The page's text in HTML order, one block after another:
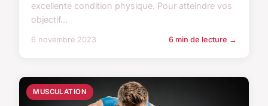
excellente condition physique. Pour atteindre vos
objectif...
6 novembre 2023 6 min de lecture →
MUSCULATION